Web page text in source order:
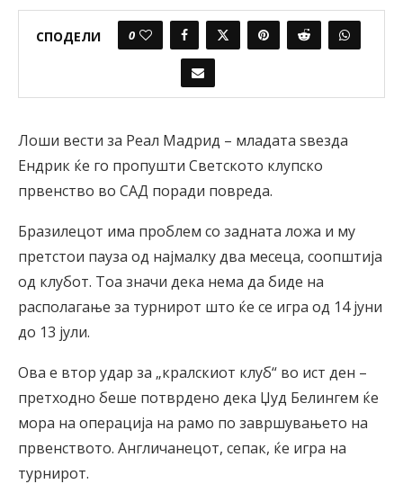
СПОДЕЛИ 0
Лоши вести за Реал Мадрид – младата ѕвезда
Ендрик ќе го пропушти Светското клупско
првенство во САД поради повреда.
Бразилецот има проблем со задната ложа и му
претстои пауза од најмалку два месеца, соопштија
од клубот. Тоа значи дека нема да биде на
располагање за турнирот што ќе се игра од 14 јуни
до 13 јули.
Ова е втор удар за „кралскиот клуб“ во ист ден –
претходно беше потврдено дека Џуд Белингем ќе
мора на операција на рамо по завршувањето на
првенството. Англичанецот, сепак, ќе игра на
турнирот.